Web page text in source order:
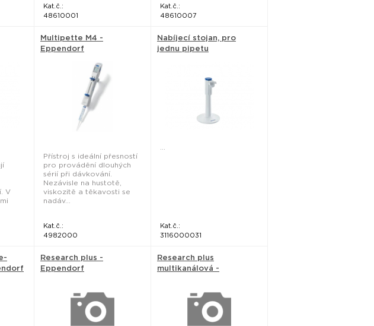
Kat.č.:
48610001
Kat.č.:
48610007
V
Multipette M4 -
Eppendorf
Přístroj s ideální přesností
pro provádění dlouhých
sérií při dávkování.
Nezávisle na hustotě,
viskozitě a těkavosti se
nadáv...
Kat.č.:
4982000
Nabíjecí stojan, pro
jednu pipetu
...
Kat.č.:
3116000031
Research plus -
Eppendorf
Research plus
multikanálová -